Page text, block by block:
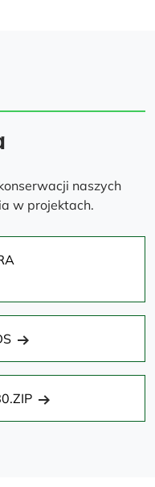
naszych
w projektach.